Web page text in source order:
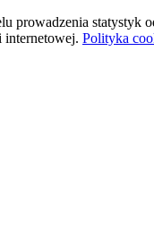
internetowej. Polityka